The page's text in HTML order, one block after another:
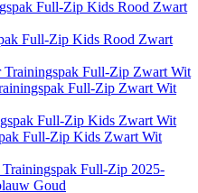
Full-Zip Kids Rood Zwart
Full-Zip Zwart Wit
Full-Zip Kids Zwart Wit